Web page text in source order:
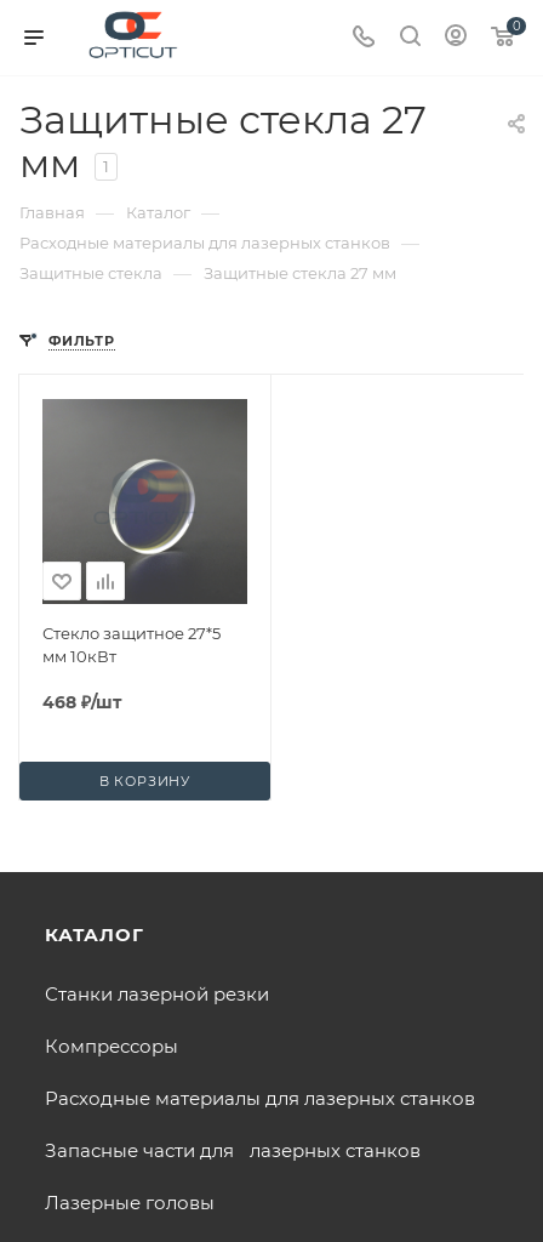
0
Защитные стекла 27
мм
1
Главная — Каталог —
Расходные материалы для лазерных станков —
Защитные стекла — Защитные стекла 27 мм
ФИЛЬТР
Стекло защитное 27*5
мм 10кВт
468 ₽/шт
В КОРЗИНУ
КАТАЛОГ
Станки лазерной резки
Компрессоры
Расходные материалы для лазерных станков
Запасные части для лазерных станков
Лазерные головы